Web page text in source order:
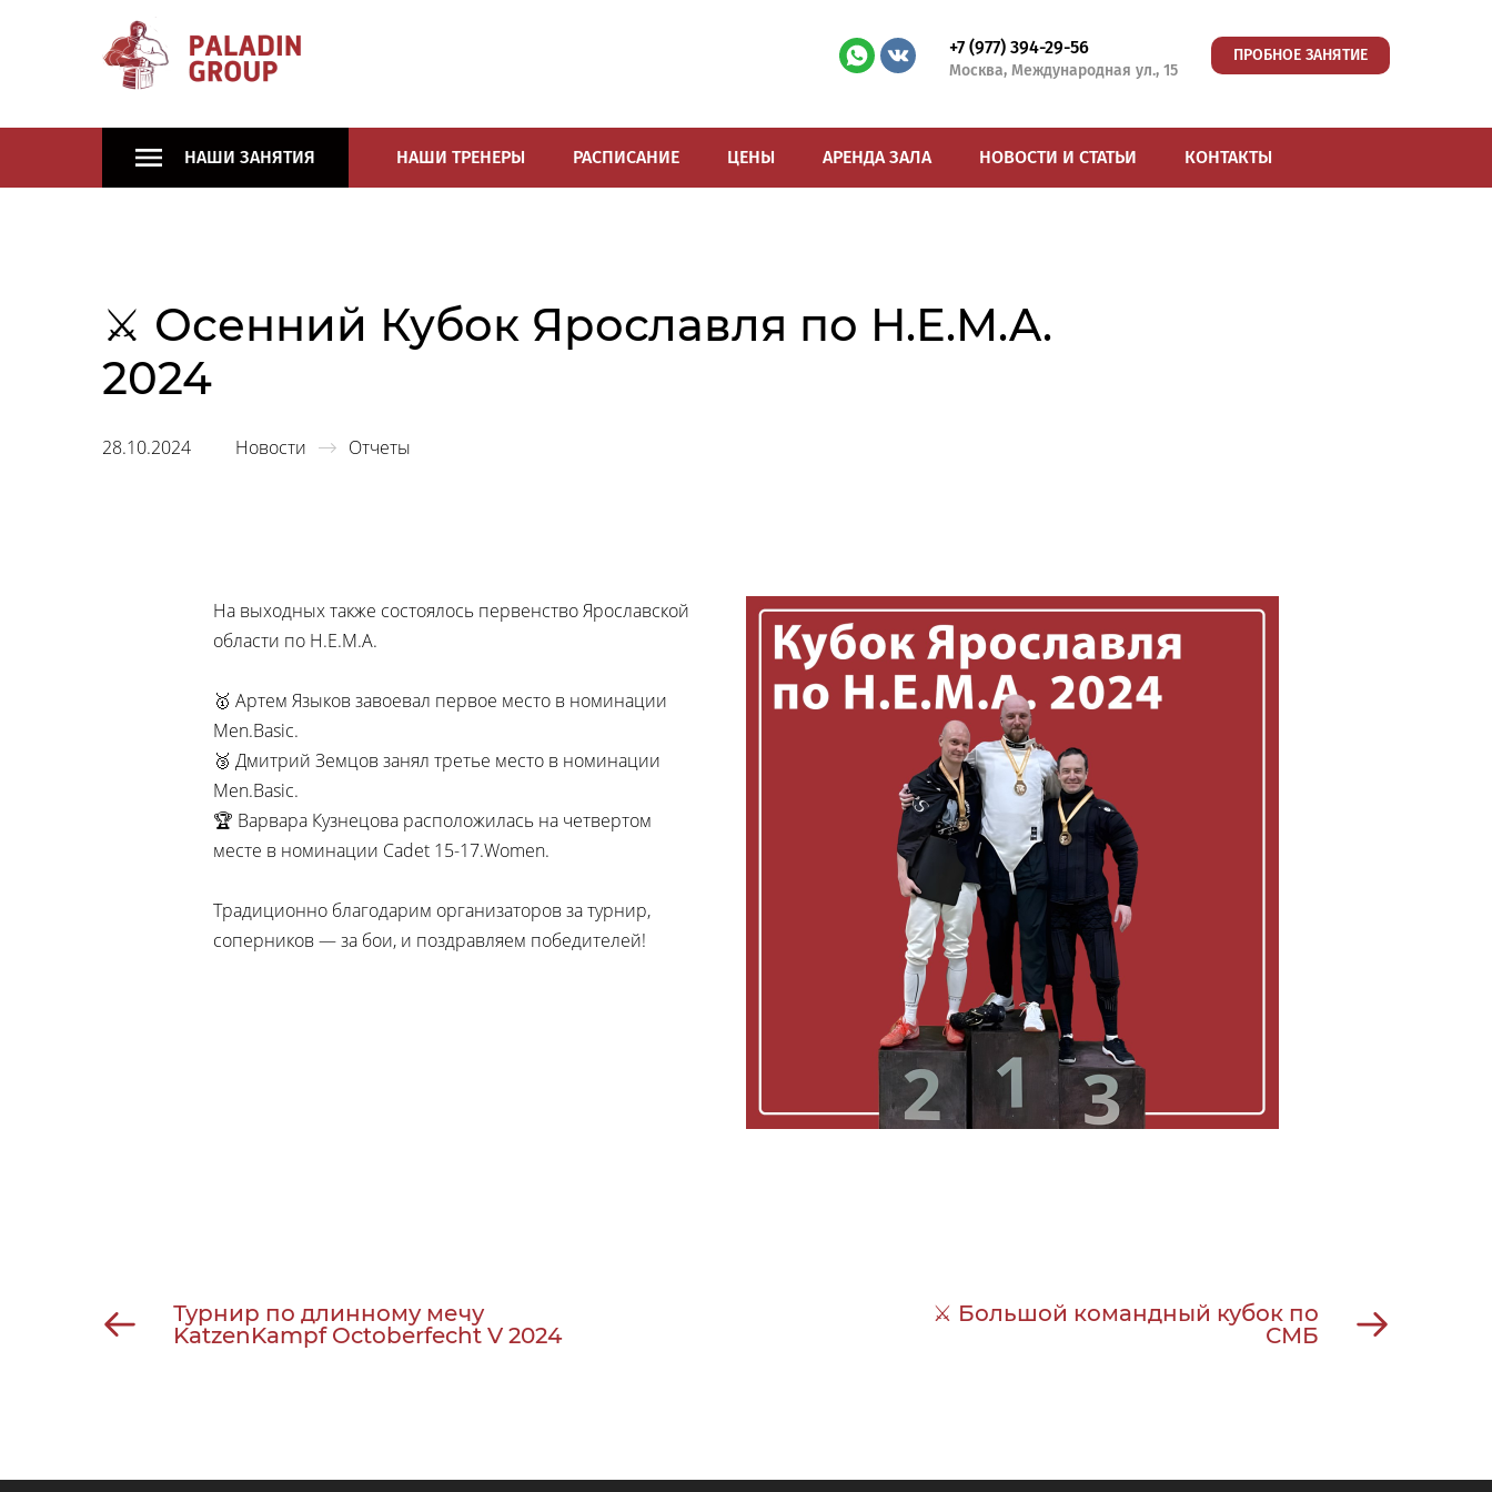
+7 (977) 394-29-56
Москва, Международная ул., 15
ПРОБНОЕ ЗАНЯТИЕ
НАШИ ЗАНЯТИЯ НАШИ ТРЕНЕРЫ РАСПИСАНИЕ ЦЕНЫ АРЕНДА ЗАЛА НОВОСТИ И СТАТЬИ КОНТАКТЫ
⚔ Осенний Кубок Ярославля по H.E.M.A.
2024
28.10.2024 Новости Отчеты
На выходных также состоялось первенство Ярославской
области по H.E.M.A.
🥇 Артем Языков завоевал первое место в номинации
Men.Basic.
🥉 Дмитрий Земцов занял третье место в номинации
Men.Basic.
🏆 Варвара Кузнецова расположилась на четвертом
месте в номинации Cadet 15-17.Women.
Традиционно благодарим организаторов за турнир,
соперников — за бои, и поздравляем победителей!
Турнир по длинному мечу
KatzenKampf Octoberfecht V 2024
⚔ Большой командный кубок по
СМБ